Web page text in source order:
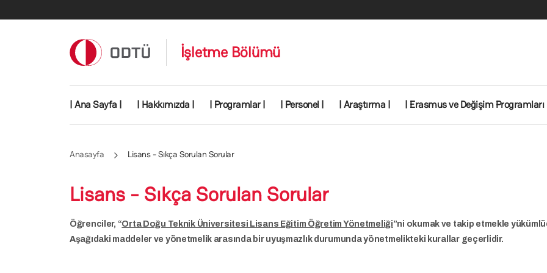
İşletme Bölümü
Main navigation
| Ana Sayfa | | Hakkımızda | | Programlar | | Personel | | Araştırma | | Erasmus ve Değişim Programları
Anasayfa Lisans - Sıkça Sorulan Sorular
Lisans - Sıkça Sorulan Sorular
Öğrenciler, “Orta Doğu Teknik Üniversitesi Lisans Eğitim Öğretim Yönetmeliği”ni okumak ve takip etmekle
Aşağıdaki maddeler ve yönetmelik arasında bir uyuşmazlık durumunda yönetmelikteki kurallar geçerlidir.